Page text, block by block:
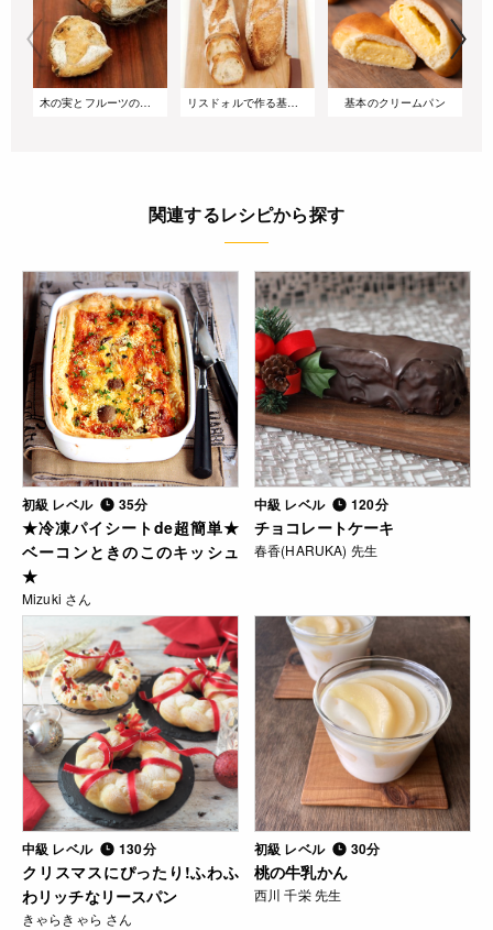
木の実とフルーツのリュスティック リスドォルで作る基本のバゲット 基本のクリームパン
関連するレシピから探す
初級 レベル 35分
★冷凍パイシートde超簡単★
ベーコンときのこのキッシュ
★
Mizuki さん
中級 レベル 120分
チョコレートケーキ
春香(HARUKA) 先生
中級 レベル 130分
クリスマスにぴったり!ふわふ
わリッチなリースパン
きゃらきゃら さん
初級 レベル 30分
桃の牛乳かん
西川 千栄 先生